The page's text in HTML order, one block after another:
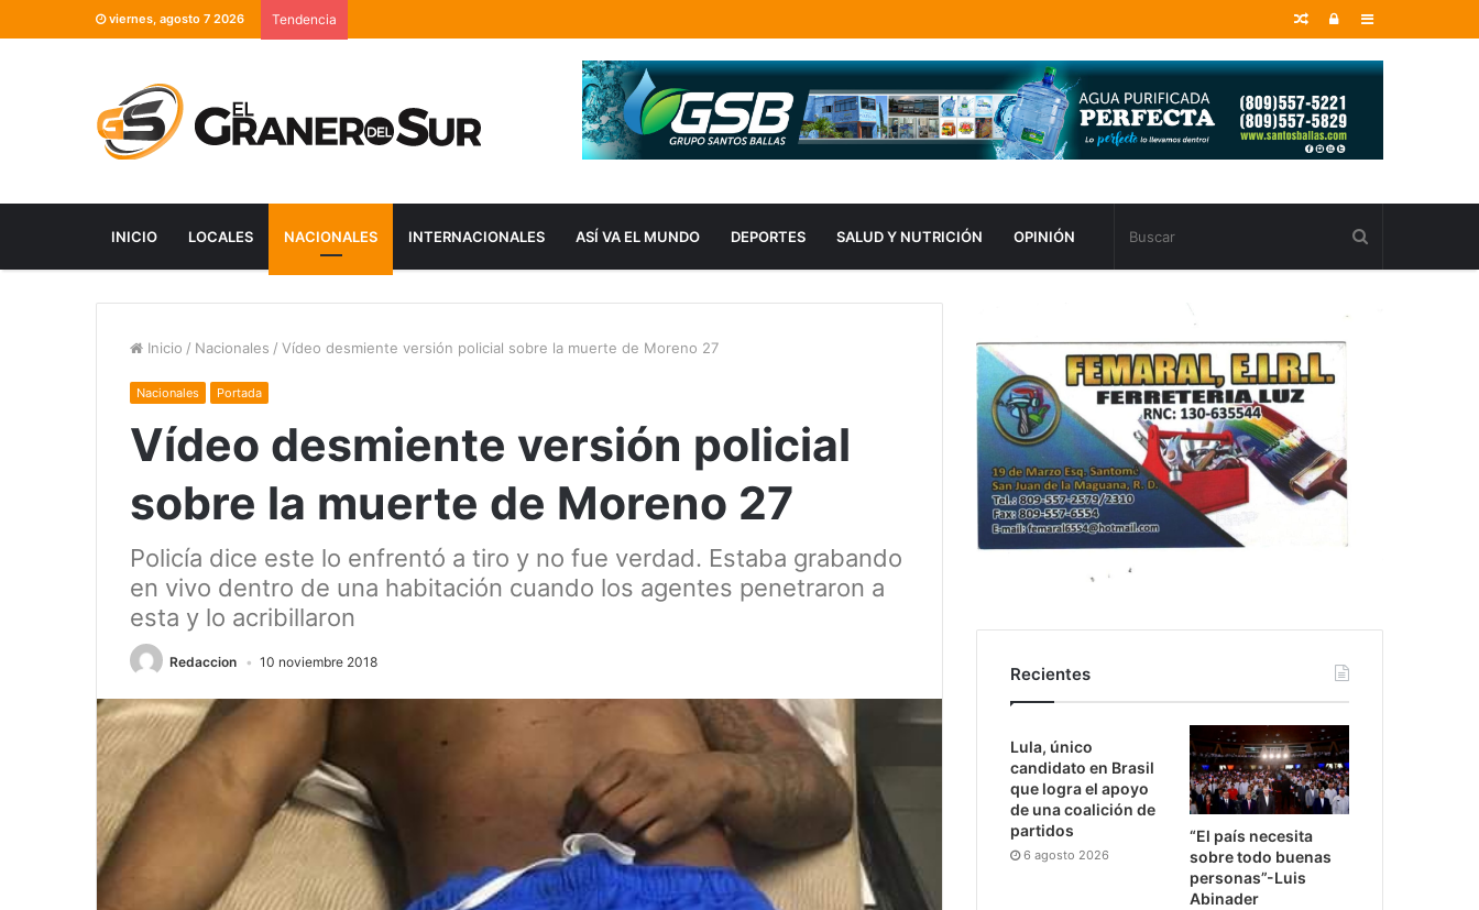
viernes, agosto 7 2026 Tendencia Sidebar
Entrar
Random
INICIO LOCALES NACIONALES INTERNACIONALES ASÍ VA EL MUNDO DEPORTES SALUD Y NUTRICIÓN OPINIÓN
Inicio / Nacionales / Vídeo desmiente versión policial sobre la muerte de Moreno 27
Nacionales Portada
Vídeo desmiente versión policial
sobre la muerte de Moreno 27
Policía dice este lo enfrentó a tiro y no fue verdad. Estaba grabando
en vivo dentro de una habitación cuando los agentes penetraron a
esta y lo acribillaron
Redaccion 10 noviembre 2018
Recientes
Lula, único
candidato en Brasil
que logra el apoyo
de una coalición de
partidos
6 agosto 2026
“El país necesita
sobre todo buenas
personas”-Luis
Abinader